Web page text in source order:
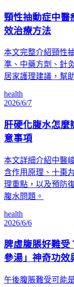
頸性抽動症中醫
效治療方法
本文完整介紹頸性
準、中藥方劑、針
居家護理建議，幫
health
2026/6/7
肝硬化腹水怎麼
意事項
本文詳細介紹中醫
含作用原理、十棗
理重點，以及預防
腹水問題。
health
2026/6/6
脾虛腹脹好難受
參湯」神奇功效
午後腹脹難受可能